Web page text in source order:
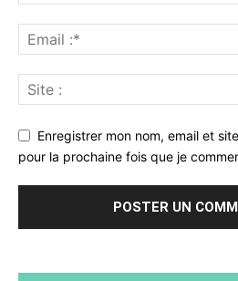
Enregistrer mon nom, email et
pour la prochaine fois que je